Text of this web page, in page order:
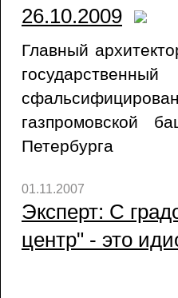
26.10.2009
Главный
газпромовской
Петербурга
01.11.2007
Эксперт: С
центр" - это